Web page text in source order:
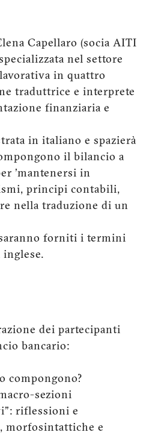
Capellaro (socia AITI
nel settore
lavorativa in quattro
traduttrice e interprete
finanziaria e
in italiano e spazierà
il bilancio a
'mantenersi in
principi contabili,
nella traduzione di un
forniti i termini
dei partecipanti
bancario:
compongono?
sezioni
riflessioni e
morfosintattiche e